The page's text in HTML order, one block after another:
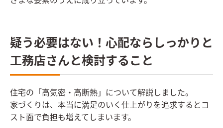
疑う必要はない！心配ならしっかりと
工務店さんと検討すること
住宅の「高気密・高断熱」について解説しました。
家づくりは、本当に満足のいく仕上がりを追求するとコ
スト面で負担も増えてしまいます。